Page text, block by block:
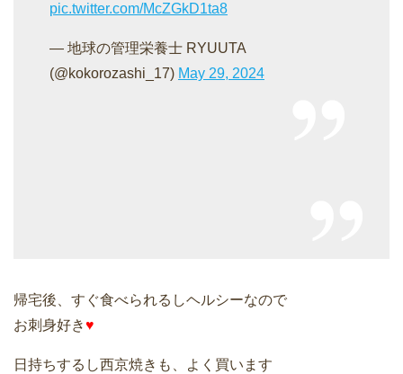
pic.twitter.com/McZGkD1ta8
— 地球の管理栄養士 RYUUTA
(@kokorozashi_17) May 29, 2024
帰宅後、すぐ食べられるしヘルシーなので
お刺身好き♥
日持ちするし西京焼きも、よく買います